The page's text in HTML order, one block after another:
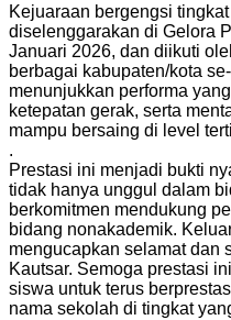
Kejuaraan bergengsi
diselenggarakan di Gelora
Januari 2026, dan diikuti
berbagai kabupaten/kota
menunjukkan performa
ketepatan gerak, serta
mampu bersaing di level
.
Prestasi ini menjadi bukti
tidak hanya unggul dalam
berkomitmen mendukung
bidang nonakademik.
mengucapkan selamat dan
Kautsar. Semoga prestasi
siswa untuk terus
nama sekolah di tingkat